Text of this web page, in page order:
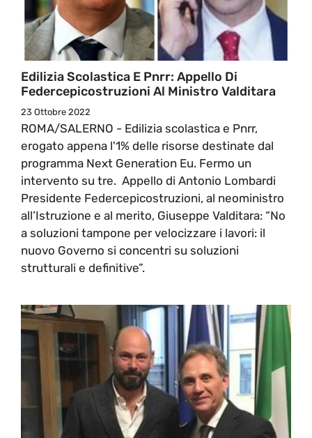
Edilizia Scolastica E Pnrr: Appello Di
Federcepicostruzioni Al Ministro Valditara
23 Ottobre 2022
ROMA/SALERNO - Edilizia scolastica e Pnrr,
erogato appena l'1% delle risorse destinate dal
programma Next Generation Eu. Fermo un
intervento su tre. Appello di Antonio Lombardi
Presidente Federcepicostruzioni, al neoministro
all’Istruzione e al merito, Giuseppe Valditara: “No
a soluzioni tampone per velocizzare i lavori: il
nuovo Governo si concentri su soluzioni
strutturali e definitive”.